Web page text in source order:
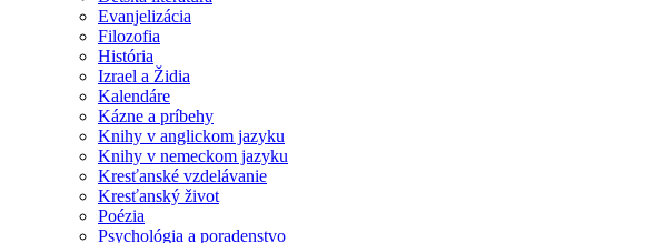
Evanjelizácia
Filozofia
História
Izrael a Židia
Kalendáre
Kázne a príbehy
Knihy v anglickom jazyku
Knihy v nemeckom jazyku
Kresťanské vzdelávanie
Kresťanský život
Poézia
Psychológia a poradenstvo